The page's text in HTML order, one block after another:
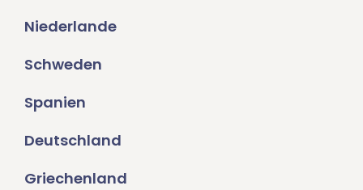
Niederlande
Schweden
Spanien
Deutschland
Griechenland